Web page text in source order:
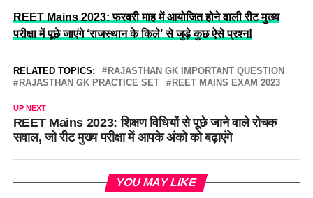
REET Mains 2023: फरवरी माह में आयोजित होने वाली रीट मुख्य
परीक्षा में पूछे जाएंगे ‘राजस्थान के किले’ से जुड़े कुछ ऐसे प्रश्न!
RELATED TOPICS:
RAJASTHAN GK IMPORTANT QUESTION
RAJASTHAN GK PRACTICE SET
REET MAINS EXAM 2023
UP NEXT
REET Mains 2023: शिक्षण विधियों से पूछे जाने वाले रोचक
सवाल, जो रीट मुख्य परीक्षा में आपके अंको को बढ़ाएंगे
YOU MAY LIKE